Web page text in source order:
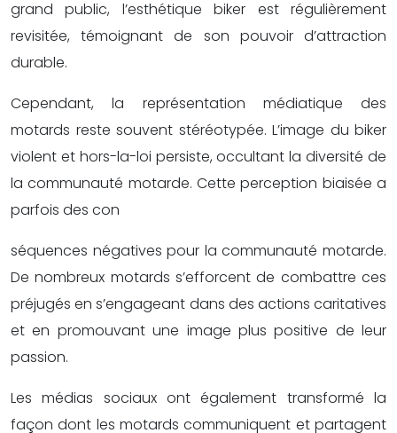
grand public, l’esthétique biker est régulièrement
revisitée, témoignant de son pouvoir d’attraction
durable.
Cependant, la représentation médiatique des
motards reste souvent stéréotypée. L’image du biker
violent et hors-la-loi persiste, occultant la diversité de
la communauté motarde. Cette perception biaisée a
parfois des con
séquences négatives pour la communauté motarde.
De nombreux motards s’efforcent de combattre ces
préjugés en s’engageant dans des actions caritatives
et en promouvant une image plus positive de leur
passion.
Les médias sociaux ont également transformé la
façon dont les motards communiquent et partagent